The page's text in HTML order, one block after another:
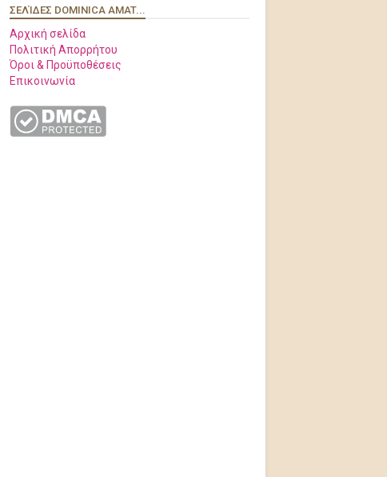
ΣΕΛΊΔΕΣ DOMINICA AMAT...
Αρχική σελίδα
Πολιτική Απορρήτου
Όροι & Προϋποθέσεις
Επικοινωνία